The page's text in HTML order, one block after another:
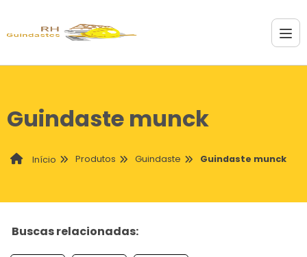
Guindaste munck
Início Produtos Guindaste Guindaste munck
Buscas relacionadas: